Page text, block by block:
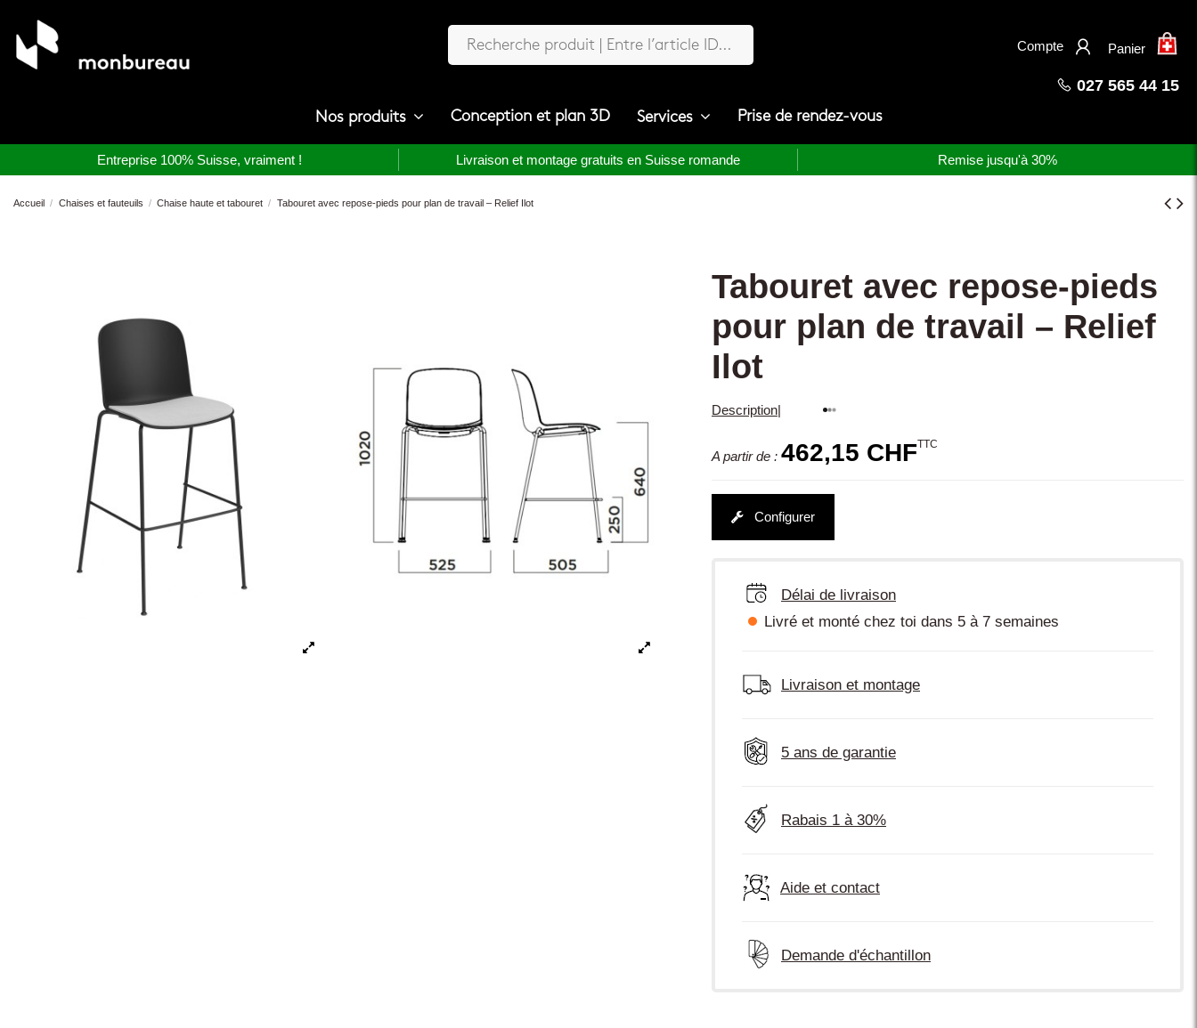
×
Compte Panier
027 565 44 15
Nos produits Conception et plan 3D Services Prise de rendez-vous
Entreprise 100% Suisse, vraiment ! Livraison et montage gratuits en Suisse romande Remise jusqu'à 30%
Accueil Chaises et fauteuils Chaise haute et tabouret Tabouret avec repose-pieds pour plan de travail – Relief Ilot
Tabouret avec repose-pieds
pour plan de travail – Relief
Ilot
Description|
A partir de : 462,15 CHFTTC
Configurer
Délai de livraison
Livré et monté chez toi dans 5 à 7 semaines
Livraison et montage
5 ans de garantie
Rabais 1 à 30%
Aide et contact
Demande d'échantillon